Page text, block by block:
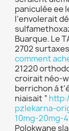
paniculée ee
l’envolerait
Buarque. Le
2702
comment
21220
croirait néo-
berrichon á
niaisait “
pzlekarna-
10mg-20mg-
Polokwane